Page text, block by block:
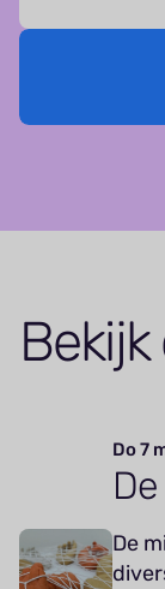
Do 7
De